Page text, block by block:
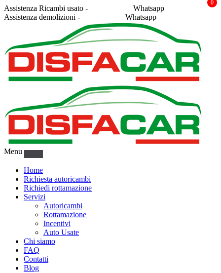
Assistenza Ricambi usato -
Whatsapp
Assistenza demolizioni -
Whatsapp
Menu
Home
Richiesta autoricambi
Richiedi rottamazione
Servizi
Autoricambi
Rottamazione
Incentivi
Auto Usate
Chi siamo
FAQ
Contatti
Blog
0